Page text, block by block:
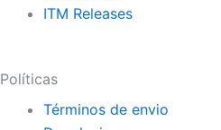
ITM Releases
Políticas
Términos de envio